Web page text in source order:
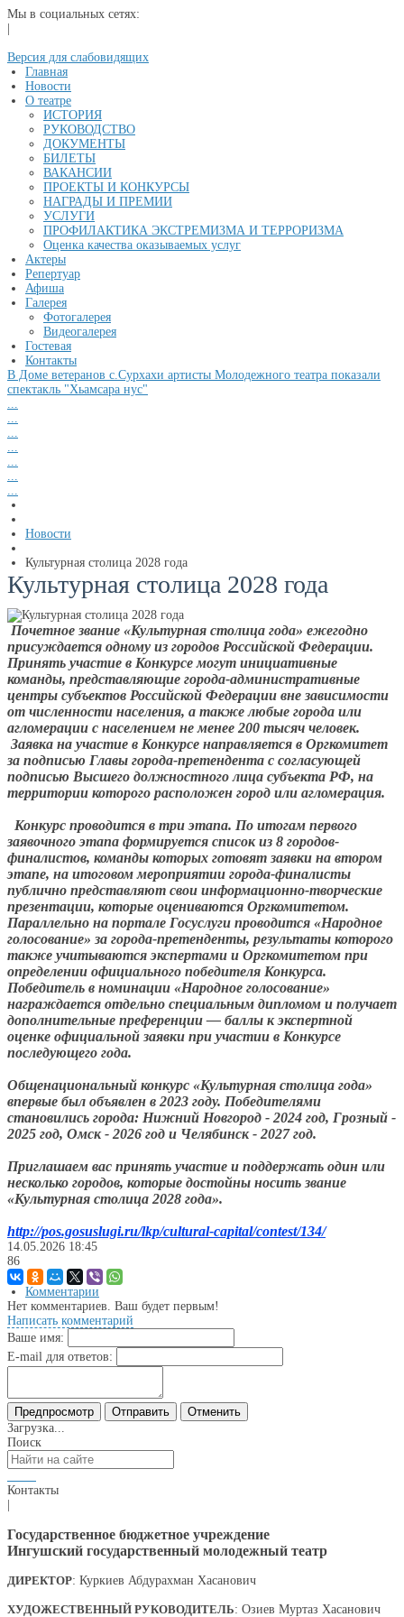
Мы в социальных сетях:
Версия для слабовидящих
Главная
Новости
О театре
ИСТОРИЯ
РУКОВОДСТВО
ДОКУМЕНТЫ
БИЛЕТЫ
ВАКАНСИИ
ПРОЕКТЫ И КОНКУРСЫ
НАГРАДЫ И ПРЕМИИ
УСЛУГИ
ПРОФИЛАКТИКА ЭКСТРЕМИЗМА И ТЕРРОРИЗМА
Оценка качества оказываемых услуг
Актеры
Репертуар
Афиша
Галерея
Фотогалерея
Видеогалерея
Гостевая
Контакты
В Доме ветеранов с.Сурхахи артисты Молодежного театра показали
спектакль "Хьамсара нус"
...
...
...
...
...
...
...
Новости
Культурная столица 2028 года
Культурная столица 2028 года
Почетное звание «Культурная столица года» ежегодно
присуждается одному из городов Российской Федерации.
Принять участие в Конкурсе могут инициативные
команды, представляющие города-административные
центры субъектов Российской Федерации вне зависимости
от численности населения, а также любые города или
агломерации с населением не менее 200 тысяч человек.
Заявка на участие в Конкурсе направляется в Оргкомитет
за подписью Главы города-претендента с согласующей
подписью Высшего должностного лица субъекта РФ, на
территории которого расположен город или агломерация.
Конкурс проводится в три этапа. По итогам первого
заявочного этапа формируется список из 8 городов-
финалистов, команды которых готовят заявки на втором
этапе, на итоговом мероприятии города-финалисты
публично представляют свои информационно-творческие
презентации, которые оцениваются Оргкомитетом.
Параллельно на портале Госуслуги проводится «Народное
голосование» за города-претенденты, результаты которого
также учитываются экспертами и Оргкомитетом при
определении официального победителя Конкурса.
Победитель в номинации «Народное голосование»
награждается отдельно специальным дипломом и получает
дополнительные преференции — баллы к экспертной
оценке официальной заявки при участии в Конкурсе
последующего года.
Общенациональный конкурс «Культурная столица года»
впервые был объявлен в 2023 году. Победителями
становились города: Нижний Новгород - 2024 год, Грозный -
2025 год, Омск - 2026 год и Челябинск - 2027 год.
Приглашаем вас принять участие и поддержать один или
несколько городов, которые достойны носить звание
«Культурная столица 2028 года».
http://pos.gosuslugi.ru/lkp/cultural-capital/contest/134/
14.05.2026 18:45
86
Комментарии
Нет комментариев. Ваш будет первым!
Написать комментарий
Ваше имя:
E-mail для ответов:
Загрузка...
Поиск
Контакты
Государственное бюджетное учреждение
Ингушский государственный молодежный театр
ДИРЕКТОР: Куркиев Абдурахман Хасанович
ХУДОЖЕСТВЕННЫЙ РУКОВОДИТЕЛЬ: Озиев Муртаз Хасанович